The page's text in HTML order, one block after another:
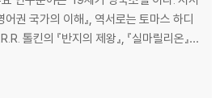
어권 국가의 이해』, 역서로는 토마스 하디
톨킨의 『반지의 제왕』, 『실마릴리온』,
꾸준한 반복 연습을 통해 습득이 가능하